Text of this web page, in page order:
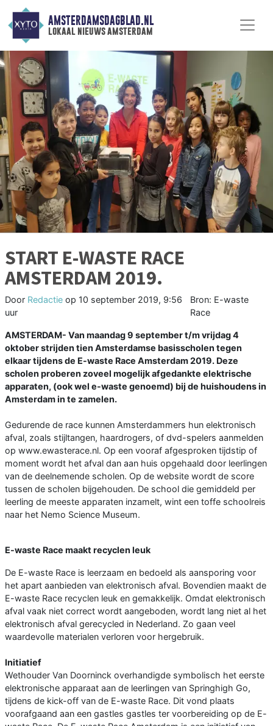
AMSTERDAMSDAGBLAD.NL
lokaal nieuws amsterdam
START E-WASTE RACE
AMSTERDAM 2019.
Door Redactie op 10 september 2019, 9:56
uur
Bron: E-waste
Race
AMSTERDAM- Van maandag 9 september t/m vrijdag 4
oktober strijden tien Amsterdamse basisscholen tegen
elkaar tijdens de E-waste Race Amsterdam 2019. Deze
scholen proberen zoveel mogelijk afgedankte elektrische
apparaten, (ook wel e-waste genoemd) bij de huishoudens in
Amsterdam in te zamelen.
Gedurende de race kunnen Amsterdammers hun elektronisch
afval, zoals stijltangen, haardrogers, of dvd-spelers aanmelden
op www.ewasterace.nl. Op een vooraf afgesproken tijdstip of
moment wordt het afval dan aan huis opgehaald door leerlingen
van de deelnemende scholen. Op de website wordt de score
tussen de scholen bijgehouden. De school die gemiddeld per
leerling de meeste apparaten inzamelt, wint een toffe schoolreis
naar het Nemo Science Museum.
E-waste Race maakt recyclen leuk
De E-waste Race is leerzaam en bedoeld als aansporing voor
het apart aanbieden van elektronisch afval. Bovendien maakt de
E-waste Race recyclen leuk en gemakkelijk. Omdat elektronisch
afval vaak niet correct wordt aangeboden, wordt lang niet al het
elektronisch afval gerecycled in Nederland. Zo gaan veel
waardevolle materialen verloren voor hergebruik.
Initiatief
Wethouder Van Doorninck overhandigde symbolisch het eerste
elektronische apparaat aan de leerlingen van Springhigh Go,
tijdens de kick-off van de E-waste Race. Dit vond plaats
voorafgaand aan een gastles gastles ter voorbereiding op de E-